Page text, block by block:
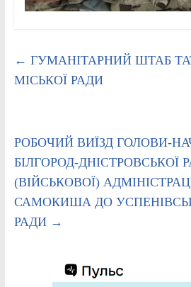
← ГУМАНІТАРНИЙ ШТАБ
МІСЬКОЇ РАДИ
РОБОЧИЙ ВИЇЗД ГОЛОВИ-
БІЛГОРОД-ДНІСТРОВСЬКОЇ
(ВІЙСЬКОВОЇ)
САМОКИША ДО
РАДИ →